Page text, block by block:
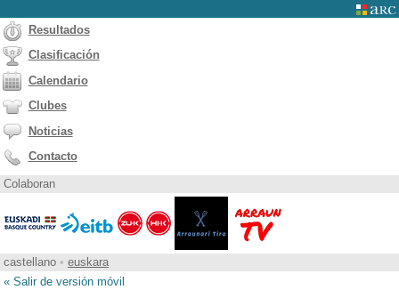
Resultados
Clasificación
Calendario
Clubes
Noticias
Contacto
Colaboran
castellano • euskara
« Salir de versión móvil